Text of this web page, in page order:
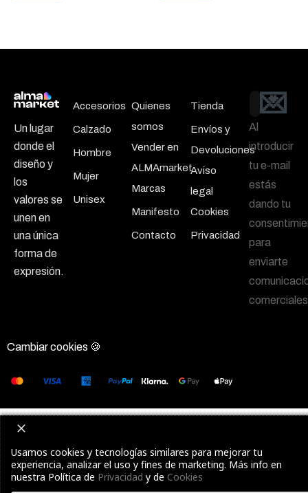
Un lugar
donde el
diseño y
los
valores se
unen en
una única
forma de
expresión.
Accesorios
Calzado
Hombre
Mujer
Unisex
Quienes
somos
Vender en
ALMAmarket
Marcas
Manifesto
Contacto
Tienda
Envíos y
Devoluciones
Aviso
legal
Cookies
Privacidad
Email
💌
Al
introducir
tu e-mail
estás
dando tu
para
enviarte
Cambiar cookies 🍪
Usamos cookies y tecnologías similares para mejorar tu
experiencia, analizar el uso y fines de marketing. Más info en
nuestra Política de Privacidad y de Cookies